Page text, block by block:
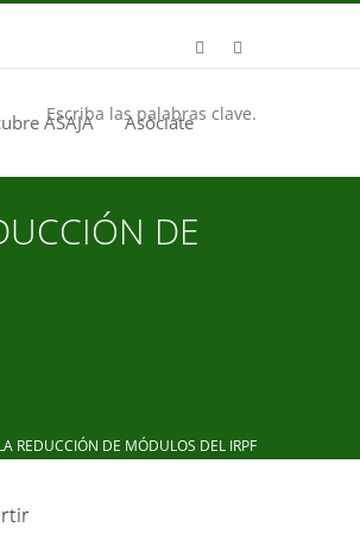
ASAJA Asóciate
Escriba las palabras clave.
DE
REDUCCIÓN DE MÓDULOS DEL IRPF